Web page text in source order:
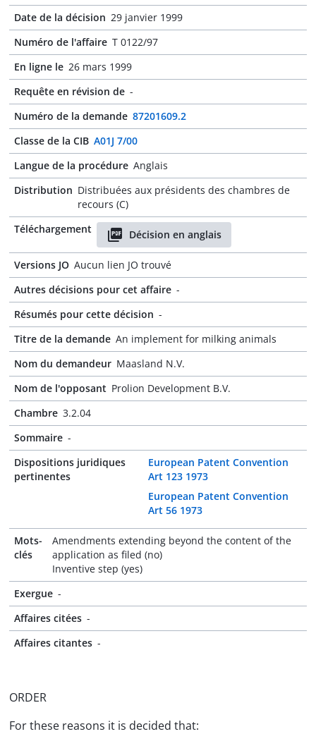
Date de la décision 29 janvier 1999
Numéro de l'affaire T 0122/97
En ligne le 26 mars 1999
Requête en révision de -
Numéro de la demande 87201609.2
Classe de la CIB A01J 7/00
Langue de la procédure Anglais
Distribution Distribuées aux présidents des chambres de
recours (C)
Téléchargement
Décision en anglais
Versions JO Aucun lien JO trouvé
Autres décisions pour cet affaire -
Résumés pour cette décision -
Titre de la demande An implement for milking animals
Nom du demandeur Maasland N.V.
Nom de l'opposant Prolion Development B.V.
Chambre 3.2.04
Sommaire -
Dispositions juridiques
pertinentes
European Patent Convention
Art 123 1973
European Patent Convention
Art 56 1973
Mots-
clés
Amendments extending beyond the content of the
application as filed (no)
Inventive step (yes)
Exergue -
Affaires citées -
Affaires citantes -
ORDER
For these reasons it is decided that: